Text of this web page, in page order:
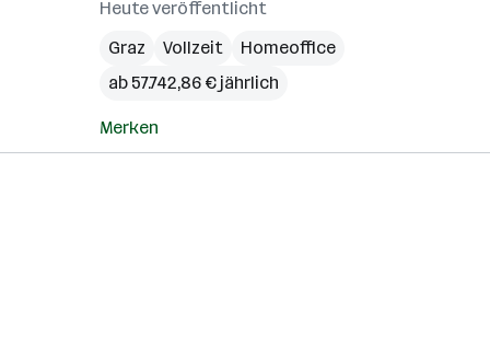
Heute veröffentlicht
Graz
Vollzeit
Homeoffice
ab 57.742,86 € jährlich
Merken